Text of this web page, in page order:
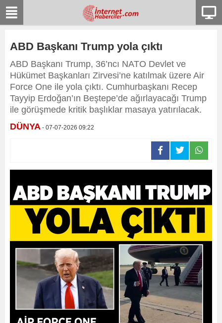
ABD Başkanı Trump yola çıktı
ABD Başkanı Trump, 36’ncı NATO Devlet ve
Hükümet Başkanları Zirvesi’ne katılmak üzere Air
Force One ile yola çıktı. Cumhurbaşkanı Recep
Tayyip Erdoğan’ın Beştepe’de ağırlayacağı Trump
ile görüşmede kritik başlıklar masaya yatırılacak.
DÜNYA - 07-07-2026 09:22